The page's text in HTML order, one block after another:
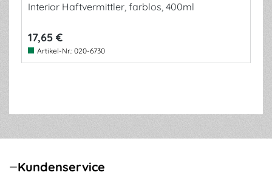
Interior Haftvermittler, farblos, 400ml
17,65 €
Artikel-Nr.: 020-6730
Kundenservice